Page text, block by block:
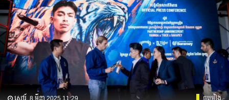
សៅរ៍, 8 មីនា 2025 11:29 ចម្រៀង